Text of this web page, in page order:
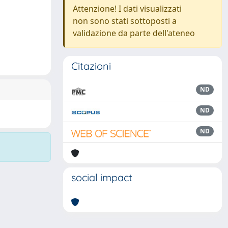
Attenzione! I dati visualizzati
non sono stati sottoposti a
validazione da parte dell'ateneo
Citazioni
ND
ND
ND
social impact